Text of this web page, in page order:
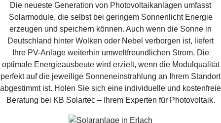
Die neueste Generation von Photovoltaikanlagen umfasst
Solarmodule, die selbst bei geringem Sonnenlicht Energie
erzeugen und speichern können. Auch wenn die Sonne in
Deutschland hinter Wolken oder Nebel verborgen ist, liefert
Ihre PV-Anlage weiterhin umweltfreundlichen Strom. Die
optimale Energieausbeute wird erzielt, wenn die Modulqualität
perfekt auf die jeweilige Sonneneinstrahlung an Ihrem Standort
abgestimmt ist. Holen Sie sich eine individuelle und kostenfreie
Beratung bei KB Solartec – Ihrem Experten für Photovoltaik.